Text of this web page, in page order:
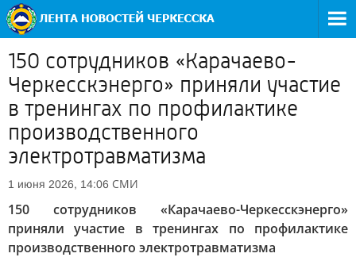
150 сотрудников «Карачаево-
Черкесскэнерго» приняли участие
в тренингах по профилактике
производственного
электротравматизма
1 июня 2026, 14:06 СМИ
150 сотрудников «Карачаево-Черкесскэнерго»
приняли участие в тренингах по профилактике
производственного электротравматизма